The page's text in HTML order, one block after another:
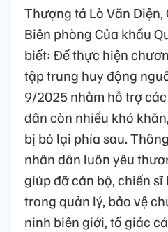
Thượng tá Lò Văn
Biên phòng Của khẩu
biết: Để thực hiện
tập trung huy động
9/2025 nhằm hỗ trợ
dân còn nhiều khó
bị bỏ lại phía sau.
nhân dân luôn yêu
giúp đỡ cán bộ, chiến
trong quản lý, bảo vệ
ninh biên giới, tố giác